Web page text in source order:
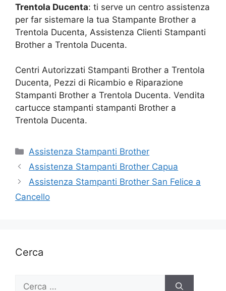
Trentola Ducenta: ti serve un centro assistenza
per far sistemare la tua Stampante Brother a
Trentola Ducenta, Assistenza Clienti Stampanti
Brother a Trentola Ducenta.
Centri Autorizzati Stampanti Brother a Trentola
Ducenta, Pezzi di Ricambio e Riparazione
Stampanti Brother a Trentola Ducenta. Vendita
cartucce stampanti stampanti Brother a
Trentola Ducenta.
Categorie
Assistenza Stampanti Brother
Assistenza Stampanti Brother Capua
Assistenza Stampanti Brother San Felice a
Cancello
Cerca
Ricerca